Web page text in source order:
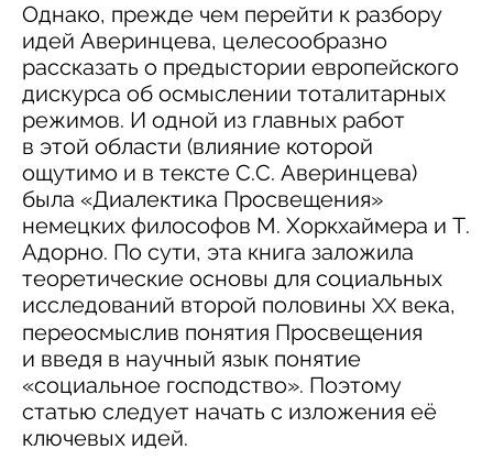
Однако, прежде чем перейти к разбору
идей Аверинцева, целесообразно
рассказать о предыстории европейского
дискурса об осмыслении тоталитарных
режимов. И одной из главных работ
в этой области (влияние которой
ощутимо и в тексте С.С. Аверинцева)
была «Диалектика Просвещения»
немецких философов М. Хоркхаймера и Т.
Адорно. По сути, эта книга заложила
теоретические основы для социальных
исследований второй половины XX века,
переосмыслив понятия Просвещения
и введя в научный язык понятие
«социальное господство». Поэтому
статью следует начать с изложения её
ключевых идей.